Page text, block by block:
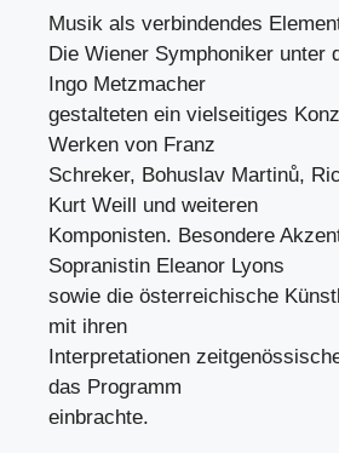
Musik als verbindendes
Die Wiener Symphoniker unter
Ingo Metzmacher
gestalteten ein vielseitiges
Werken von Franz
Schreker, Bohuslav Martinů,
Kurt Weill und weiteren
Komponisten. Besondere
Sopranistin Eleanor Lyons
sowie die österreichische
mit ihren
Interpretationen
das Programm
einbrachte.